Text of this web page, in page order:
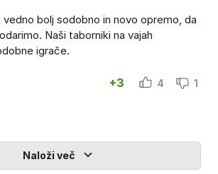
vedno bolj sodobno in novo opremo, da
Naši taborniki na vajah
igrače.
+3 4 1
Naloži več